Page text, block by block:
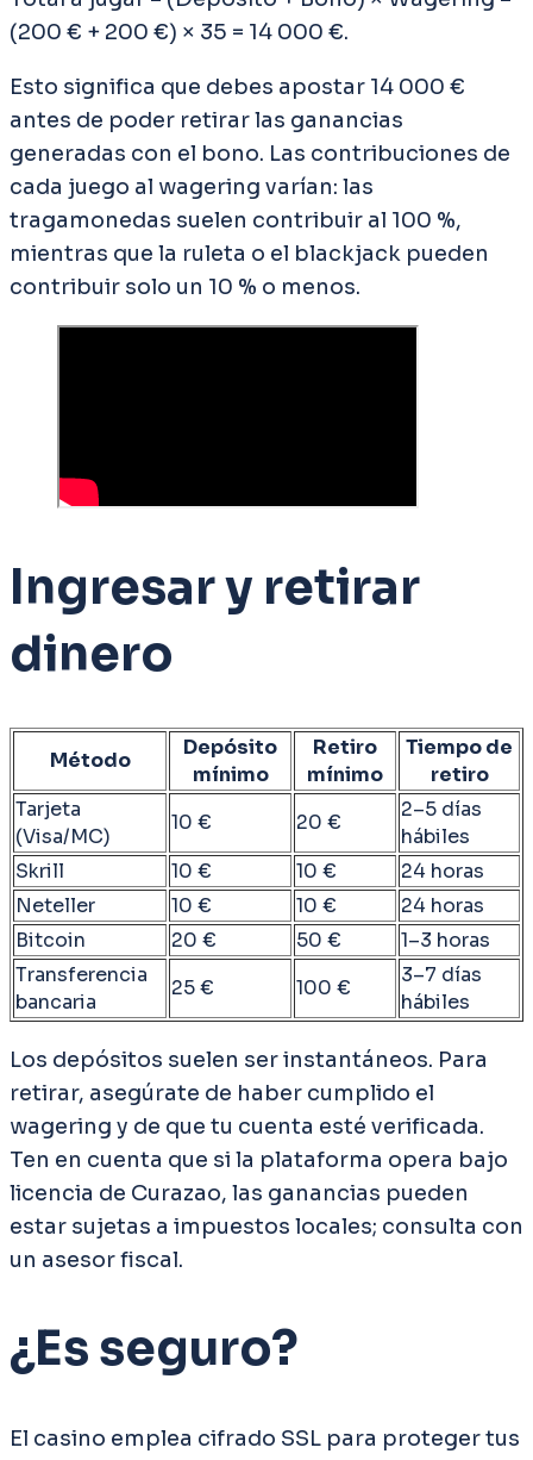
(200 € + 200 €) × 35 = 14 000 €.
Esto significa que debes apostar 14 000 €
antes de poder retirar las ganancias
generadas con el bono. Las contribuciones de
cada juego al wagering varían: las
tragamonedas suelen contribuir al 100 %,
mientras que la ruleta o el blackjack pueden
contribuir solo un 10 % o menos.
Ingresar y retirar
dinero
Método
Depósito
mínimo
Retiro
mínimo
Tiempo de
retiro
Tarjeta
(Visa/MC)
10 € 20 €
2–5 días
hábiles
Skrill
10 € 10 €
24 horas
Neteller
10 € 10 €
24 horas
Bitcoin
20 € 50 €
1–3 horas
Transferencia
bancaria
25 € 100 €
3–7 días
hábiles
Los depósitos suelen ser instantáneos. Para
retirar, asegúrate de haber cumplido el
wagering y de que tu cuenta esté verificada.
Ten en cuenta que si la plataforma opera bajo
licencia de Curazao, las ganancias pueden
estar sujetas a impuestos locales; consulta con
un asesor fiscal.
¿Es seguro?
El casino emplea cifrado SSL para proteger tus